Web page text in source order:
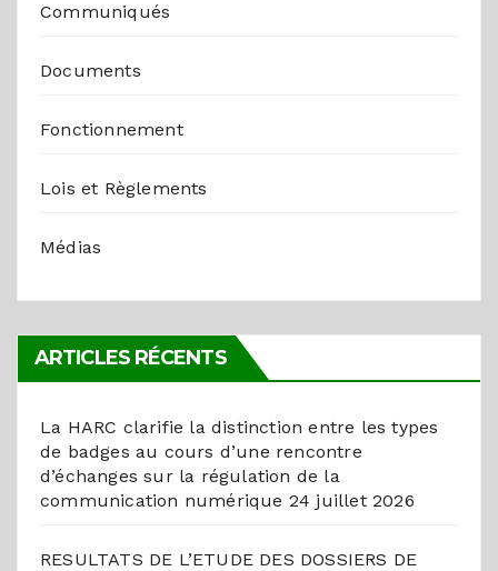
Communiqués
Documents
Fonctionnement
Lois et Règlements
Médias
ARTICLES RÉCENTS
La HARC clarifie la distinction entre les types
de badges au cours d’une rencontre
d’échanges sur la régulation de la
communication numérique 24 juillet 2026
RESULTATS DE L’ETUDE DES DOSSIERS DE